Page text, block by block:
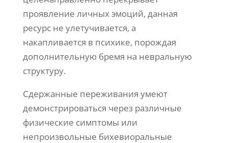
проявление личных эмоций, данная
ресурс не улетучивается, а
накапливается в психике, порождая
дополнительную бремя на невральную
структуру.
Сдержанные переживания умеют
демонстрироваться через различные
физические симптомы или
непроизвольные бихевиоральные